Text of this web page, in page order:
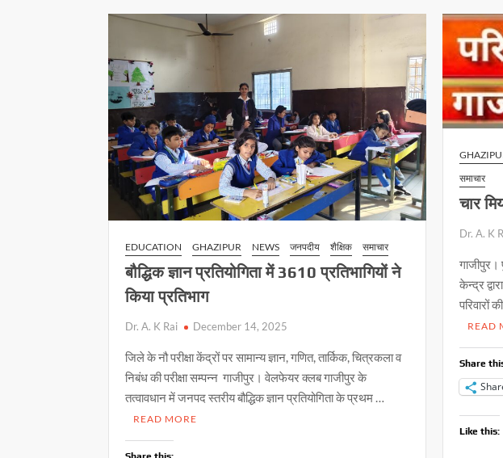
EDUCATION GHAZIPUR NEWS जनपदीय शैक्षिक समाचार
बौद्धिक ज्ञान प्रतियोगिता में 3610 प्रतिभागियों ने
किया प्रतिभाग
Dr. A. K Rai December 14, 2025
जिले के नौ परीक्षा केंद्रों पर सामान्य ज्ञान, गणित, तार्किक, चित्रकला व
निबंध की परीक्षा सम्पन्न गाजीपुर। वेलफेयर क्लब गाजीपुर के
तत्वावधान में जनपद स्तरीय बौद्धिक ज्ञान प्रतियोगिता के प्रथम …
READ MORE
समाचार
चार
Dr. A. K
गाजीपुर।
केन्द्र
READ
Share
Like this: